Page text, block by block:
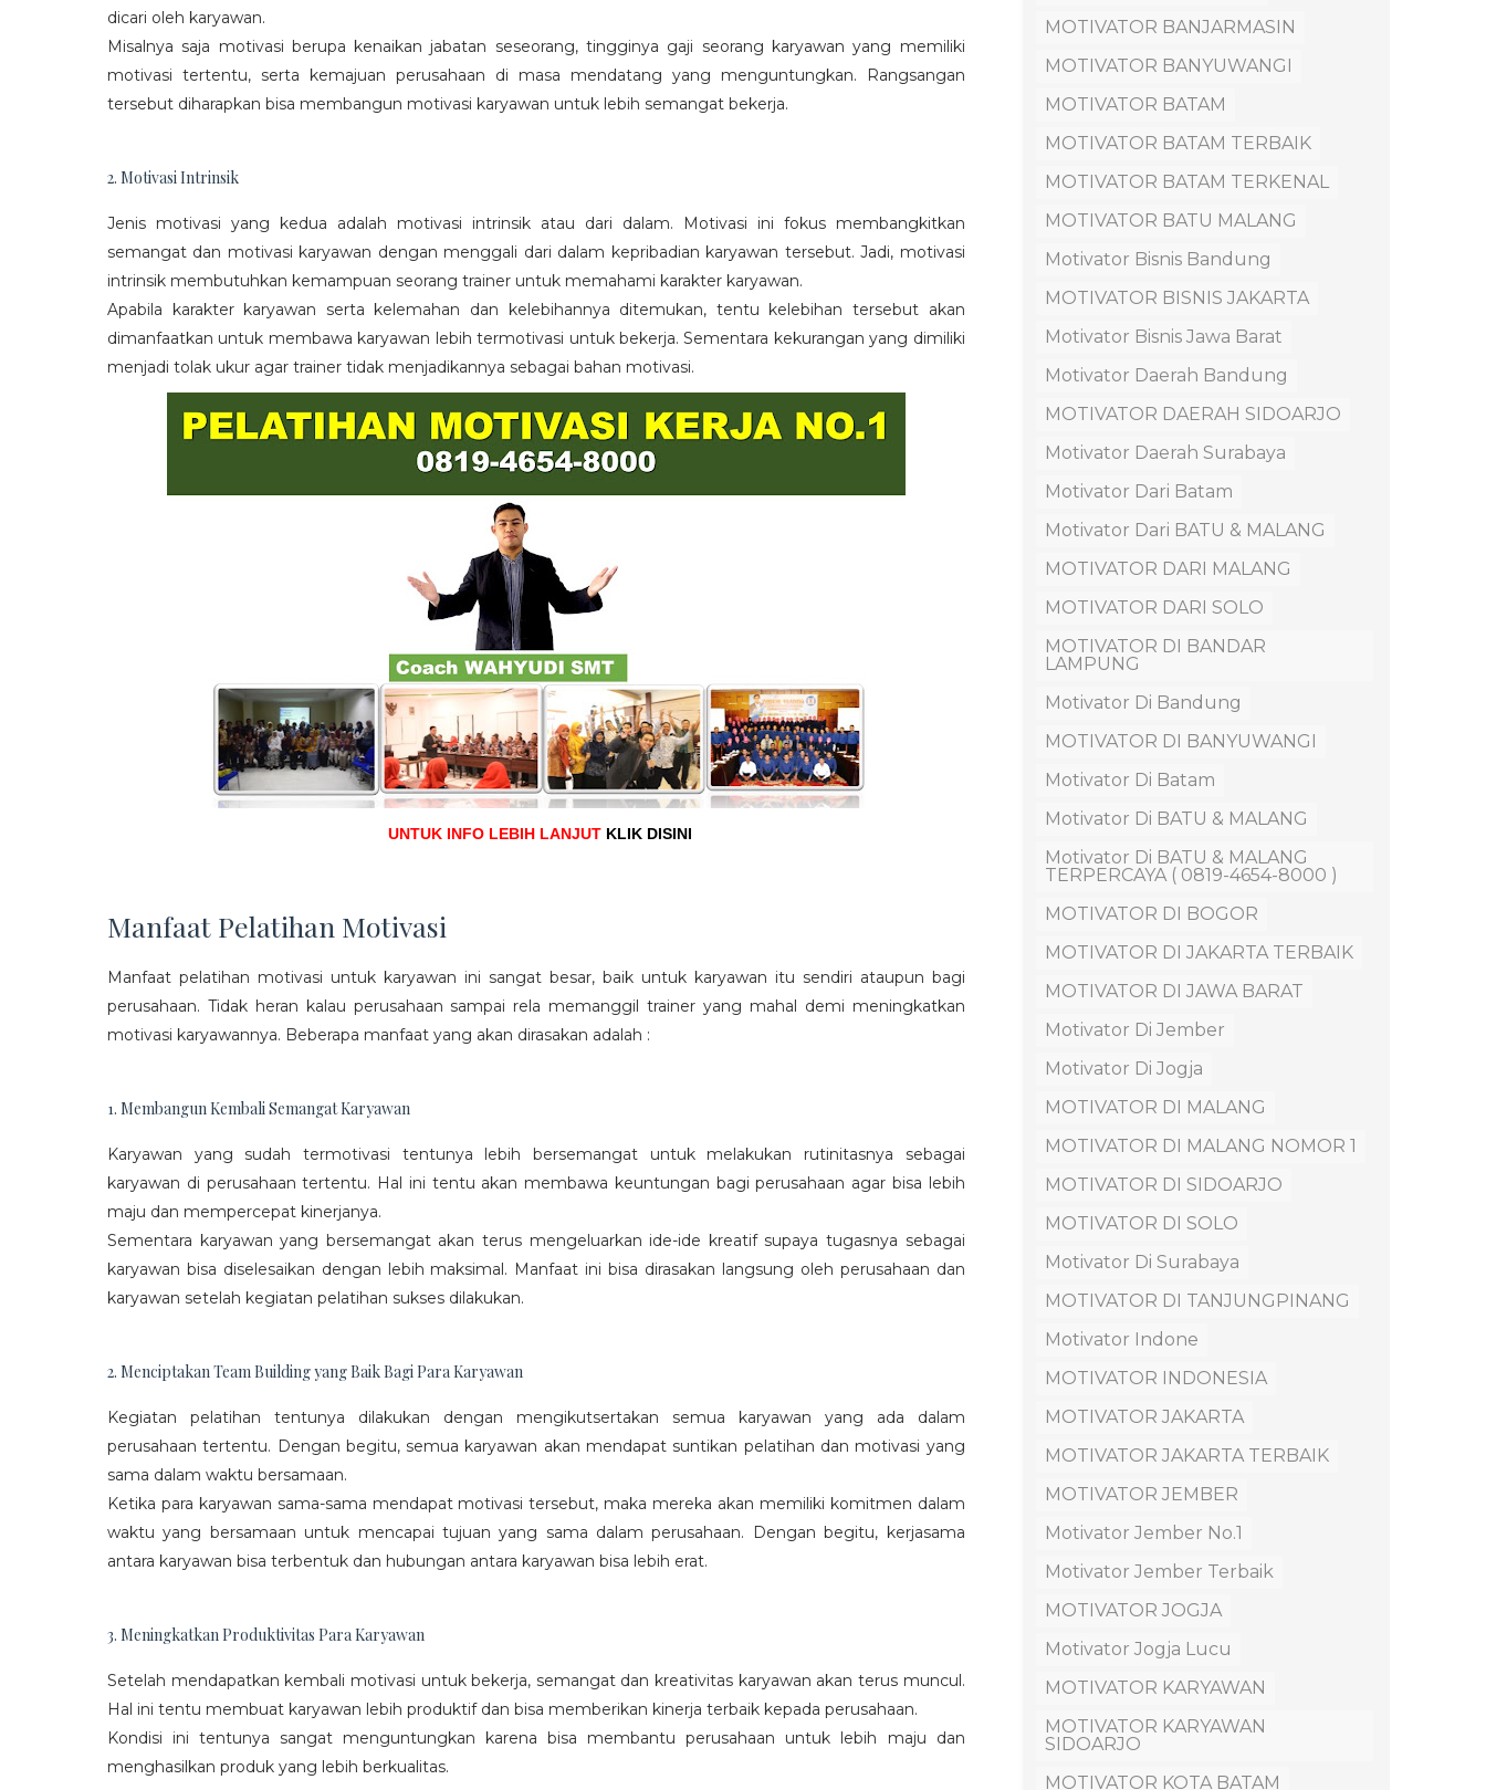
dicari oleh karyawan.
Misalnya saja motivasi berupa kenaikan jabatan seseorang, tingginya gaji seorang karyawan yang memiliki
motivasi tertentu, serta kemajuan perusahaan di masa mendatang yang menguntungkan. Rangsangan
tersebut diharapkan bisa membangun motivasi karyawan untuk lebih semangat bekerja.
2. Motivasi Intrinsik
Jenis motivasi yang kedua adalah motivasi intrinsik atau dari dalam. Motivasi ini fokus membangkitkan
semangat dan motivasi karyawan dengan menggali dari dalam kepribadian karyawan tersebut. Jadi, motivasi
intrinsik membutuhkan kemampuan seorang trainer untuk memahami karakter karyawan.
Apabila karakter karyawan serta kelemahan dan kelebihannya ditemukan, tentu kelebihan tersebut akan
dimanfaatkan untuk membawa karyawan lebih termotivasi untuk bekerja. Sementara kekurangan yang dimiliki
menjadi tolak ukur agar trainer tidak menjadikannya sebagai bahan motivasi.
UNTUK INFO LEBIH LANJUT KLIK DISINI
Manfaat Pelatihan Motivasi
Manfaat pelatihan motivasi untuk karyawan ini sangat besar, baik untuk karyawan itu sendiri ataupun bagi
perusahaan. Tidak heran kalau perusahaan sampai rela memanggil trainer yang mahal demi meningkatkan
motivasi karyawannya. Beberapa manfaat yang akan dirasakan adalah :
1. Membangun Kembali Semangat Karyawan
Karyawan yang sudah termotivasi tentunya lebih bersemangat untuk melakukan rutinitasnya sebagai
karyawan di perusahaan tertentu. Hal ini tentu akan membawa keuntungan bagi perusahaan agar bisa lebih
maju dan mempercepat kinerjanya.
Sementara karyawan yang bersemangat akan terus mengeluarkan ide-ide kreatif supaya tugasnya sebagai
karyawan bisa diselesaikan dengan lebih maksimal. Manfaat ini bisa dirasakan langsung oleh perusahaan dan
karyawan setelah kegiatan pelatihan sukses dilakukan.
2. Menciptakan Team Building yang Baik Bagi Para Karyawan
Kegiatan pelatihan tentunya dilakukan dengan mengikutsertakan semua karyawan yang ada dalam
perusahaan tertentu. Dengan begitu, semua karyawan akan mendapat suntikan pelatihan dan motivasi yang
sama dalam waktu bersamaan.
Ketika para karyawan sama-sama mendapat motivasi tersebut, maka mereka akan memiliki komitmen dalam
waktu yang bersamaan untuk mencapai tujuan yang sama dalam perusahaan. Dengan begitu, kerjasama
antara karyawan bisa terbentuk dan hubungan antara karyawan bisa lebih erat.
3. Meningkatkan Produktivitas Para Karyawan
Setelah mendapatkan kembali motivasi untuk bekerja, semangat dan kreativitas karyawan akan terus muncul.
Hal ini tentu membuat karyawan lebih produktif dan bisa memberikan kinerja terbaik kepada perusahaan.
Kondisi ini tentunya sangat menguntungkan karena bisa membantu perusahaan untuk lebih maju dan
menghasilkan produk yang lebih berkualitas.
MOTIVATOR BANJARMASIN
MOTIVATOR BANYUWANGI
MOTIVATOR BATAM
MOTIVATOR BATAM TERBAIK
MOTIVATOR BATAM TERKENAL
MOTIVATOR BATU MALANG
Motivator Bisnis Bandung
MOTIVATOR BISNIS JAKARTA
Motivator Bisnis Jawa Barat
Motivator Daerah Bandung
MOTIVATOR DAERAH SIDOARJO
Motivator Daerah Surabaya
Motivator Dari Batam
Motivator Dari BATU & MALANG
MOTIVATOR DARI MALANG
MOTIVATOR DARI SOLO
MOTIVATOR DI BANDAR
LAMPUNG
Motivator Di Bandung
MOTIVATOR DI BANYUWANGI
Motivator Di Batam
Motivator Di BATU & MALANG
Motivator Di BATU & MALANG
TERPERCAYA ( 0819-4654-8000 )
MOTIVATOR DI BOGOR
MOTIVATOR DI JAKARTA TERBAIK
MOTIVATOR DI JAWA BARAT
Motivator Di Jember
Motivator Di Jogja
MOTIVATOR DI MALANG
MOTIVATOR DI MALANG NOMOR 1
MOTIVATOR DI SIDOARJO
MOTIVATOR DI SOLO
Motivator Di Surabaya
MOTIVATOR DI TANJUNGPINANG
Motivator Indone
MOTIVATOR INDONESIA
MOTIVATOR JAKARTA
MOTIVATOR JAKARTA TERBAIK
MOTIVATOR JEMBER
Motivator Jember No.1
Motivator Jember Terbaik
MOTIVATOR JOGJA
Motivator Jogja Lucu
MOTIVATOR KARYAWAN
MOTIVATOR KARYAWAN
SIDOARJO
MOTIVATOR KOTA BATAM